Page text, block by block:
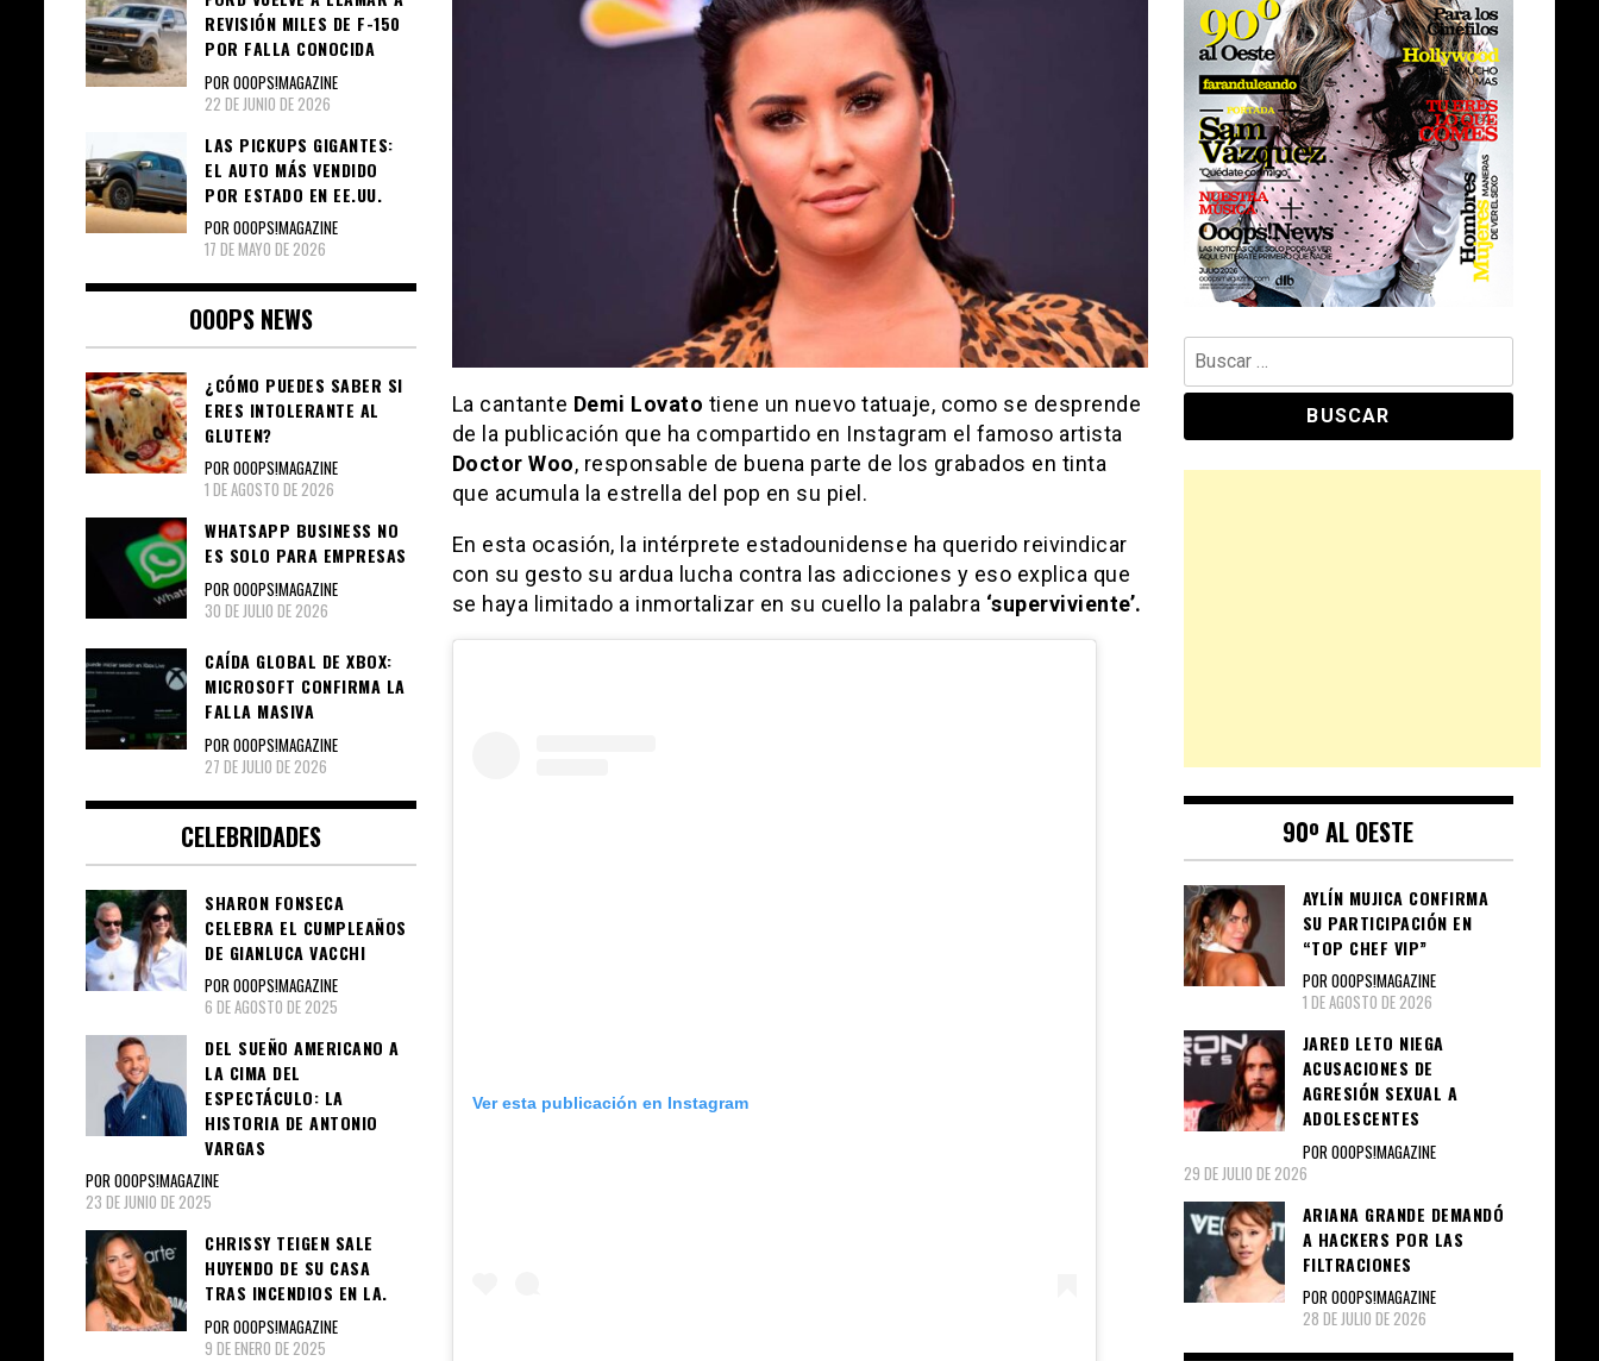
La cantante Demi Lovato tiene un nuevo tatuaje, como se desprende
de la publicación que ha compartido en Instagram el famoso artista
Doctor Woo, responsable de buena parte de los grabados en tinta
que acumula la estrella del pop en su piel.
En esta ocasión, la intérprete estadounidense ha querido reivindicar
con su gesto su ardua lucha contra las adicciones y eso explica que
se haya limitado a inmortalizar en su cuello la palabra ‘superviviente’.
Ver esta publicación en Instagram
REVISIÓN MILES DE F-150
POR FALLA CONOCIDA
POR OOOPS!MAGAZINE
22 DE JUNIO DE 2026
LAS PICKUPS GIGANTES:
EL AUTO MÁS VENDIDO
POR ESTADO EN EE.UU.
POR OOOPS!MAGAZINE
17 DE MAYO DE 2026
OOOPS NEWS
¿CÓMO PUEDES SABER SI
ERES INTOLERANTE AL
GLUTEN?
POR OOOPS!MAGAZINE
1 DE AGOSTO DE 2026
WHATSAPP BUSINESS NO
ES SOLO PARA EMPRESAS
POR OOOPS!MAGAZINE
30 DE JULIO DE 2026
CAÍDA GLOBAL DE XBOX:
MICROSOFT CONFIRMA LA
FALLA MASIVA
POR OOOPS!MAGAZINE
27 DE JULIO DE 2026
CELEBRIDADES
SHARON FONSECA
CELEBRA EL CUMPLEAÑOS
DE GIANLUCA VACCHI
POR OOOPS!MAGAZINE
6 DE AGOSTO DE 2025
DEL SUEÑO AMERICANO A
LA CIMA DEL
ESPECTÁCULO: LA
HISTORIA DE ANTONIO
VARGAS
POR OOOPS!MAGAZINE
23 DE JUNIO DE 2025
CHRISSY TEIGEN SALE
HUYENDO DE SU CASA
TRAS INCENDIOS EN LA.
POR OOOPS!MAGAZINE
9 DE ENERO DE 2025
Buscar:
90º AL OESTE
AYLÍN MUJICA CONFIRMA
SU PARTICIPACIÓN EN
“TOP CHEF VIP”
POR OOOPS!MAGAZINE
1 DE AGOSTO DE 2026
JARED LETO NIEGA
ACUSACIONES DE
AGRESIÓN SEXUAL A
ADOLESCENTES
POR OOOPS!MAGAZINE
29 DE JULIO DE 2026
ARIANA GRANDE DEMANDÓ
A HACKERS POR LAS
FILTRACIONES
POR OOOPS!MAGAZINE
28 DE JULIO DE 2026